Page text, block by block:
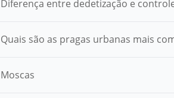
Diferença entre dedetização e
Quais são as pragas urbanas mais
Moscas